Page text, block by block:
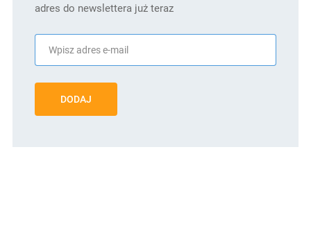
adres do newslettera już teraz
DODAJ